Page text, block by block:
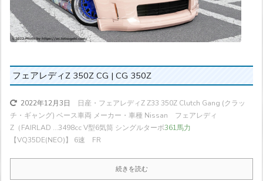
フェアレディZ 350Z CG | CG 350Z
2022年12月3日
日産・フェアレディZ Z33 350Z Clutch Gang (クラッ
チ・ギャング) ベース車両 メーカー・車種 Nissan フェアレディ
Z（FAIRLAD ...3498cc V型6気筒 シングルターボ361馬力
【VQ35DE(NEO)】 6速 FR
続きを読む